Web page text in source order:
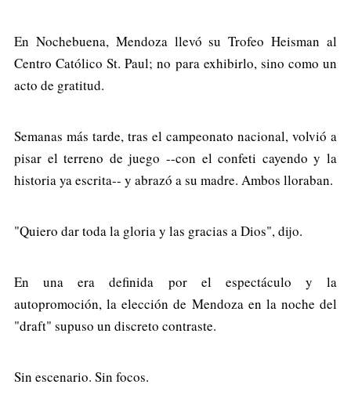
En Nochebuena, Mendoza llevó su Trofeo Heisman al
Centro Católico St. Paul; no para exhibirlo, sino como un
acto de gratitud.
Semanas más tarde, tras el campeonato nacional, volvió a
pisar el terreno de juego --con el confeti cayendo y la
historia ya escrita-- y abrazó a su madre. Ambos lloraban.
"Quiero dar toda la gloria y las gracias a Dios", dijo.
En una era definida por el espectáculo y la
autopromoción, la elección de Mendoza en la noche del
"draft" supuso un discreto contraste.
Sin escenario. Sin focos.